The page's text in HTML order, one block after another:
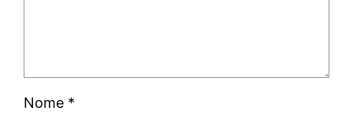
Nome *